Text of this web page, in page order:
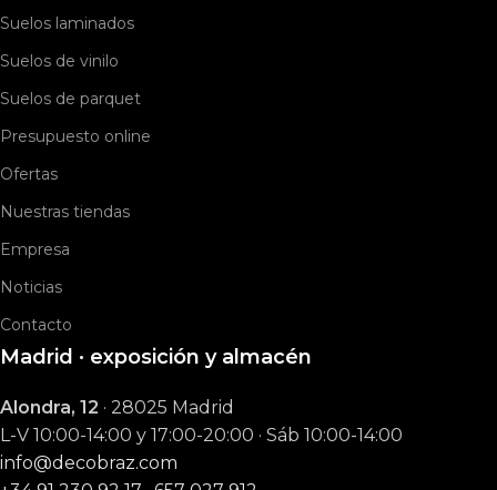
Suelos laminados
Suelos de vinilo
Suelos de parquet
Presupuesto online
Ofertas
Nuestras tiendas
Empresa
Noticias
Contacto
Madrid · exposición y almacén
Alondra, 12 · 28025 Madrid
L-V 10:00-14:00 y 17:00-20:00 · Sáb 10:00-14:00
info@decobraz.com